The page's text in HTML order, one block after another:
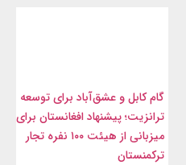
گام کابل و عشق‌آباد برای توسعه
ترانزیت؛ پیشنهاد افغانستان برای
میزبانی از هیئت ۱۰۰ نفره تجار
ترکمنستان